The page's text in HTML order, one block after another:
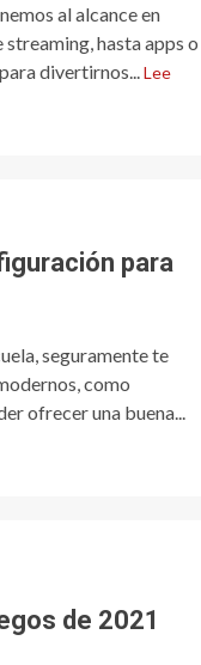
al alcance en
hasta apps o
divertirnos... Lee
para
seguramente te
como
ofrecer una buena...
de 2021